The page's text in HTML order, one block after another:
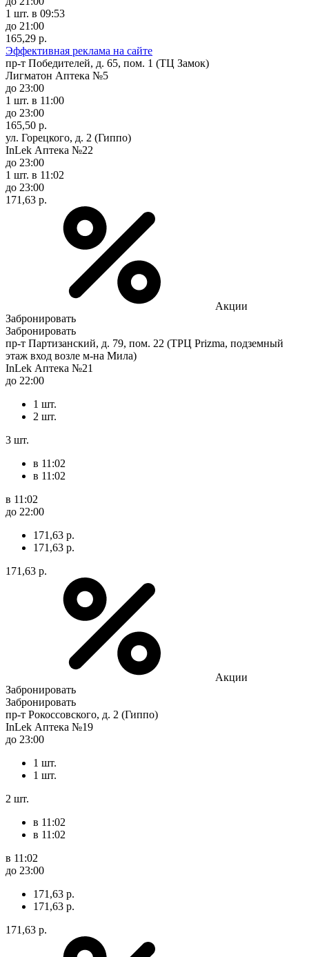
1 шт. в 09:53
до 21:00
165,29 р.
Эффективная реклама на сайте
пр-т Победителей, д. 65, пом. 1 (ТЦ Замок)
Лигматон Аптека №5
до 23:00
1 шт. в 11:00
до 23:00
165,50 р.
ул. Горецкого, д. 2 (Гиппо)
InLek Аптека №22
до 23:00
1 шт. в 11:02
до 23:00
171,63 р.
Акции
Забронировать
Забронировать
пр-т Партизанский, д. 79, пом. 22 (ТРЦ Prizma, подземный
этаж вход возле м-на Мила)
InLek Аптека №21
до 22:00
1 шт.
2 шт.
3 шт.
в 11:02
в 11:02
в 11:02
до 22:00
171,63 р.
171,63 р.
171,63 р.
Акции
Забронировать
Забронировать
пр-т Рокоссовского, д. 2 (Гиппо)
InLek Аптека №19
до 23:00
1 шт.
1 шт.
2 шт.
в 11:02
в 11:02
в 11:02
до 23:00
171,63 р.
171,63 р.
171,63 р.